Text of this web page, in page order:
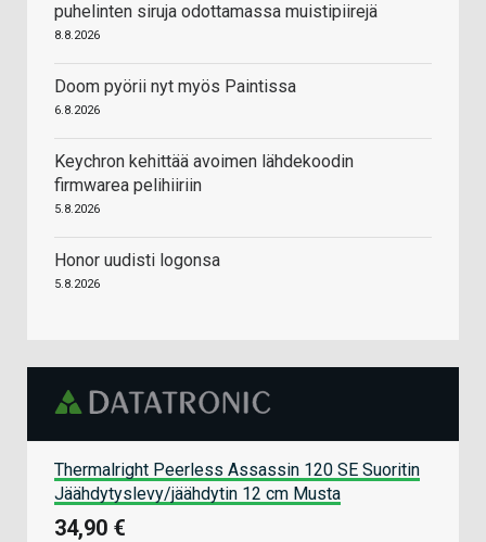
puhelinten siruja odottamassa muistipiirejä
8.8.2026
Doom pyörii nyt myös Paintissa
6.8.2026
Keychron kehittää avoimen lähdekoodin
firmwarea pelihiiriin
5.8.2026
Honor uudisti logonsa
5.8.2026
Thermalright Peerless Assassin 120 SE Suoritin
Jäähdytyslevy/jäähdytin 12 cm Musta
34,90 €